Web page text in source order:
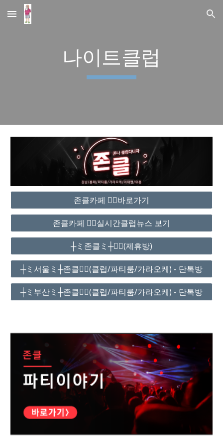
Skip to main content Skip to navigation
나이트클럽
존클카페 ❤️‍🔥바로가기
존클카페 ❤️‍🔥실시간클럽뉴스 보기
┼ミ존클ミ┼❤️‍🔥(제휴방)
┼ミ서울ミ┼존클❤️‍🔥(클럽/파티룸/가라오케) - 단톡방
┼ミ부산ミ┼존클❤️‍🔥(클럽/파티룸/가라오케) - 단톡방